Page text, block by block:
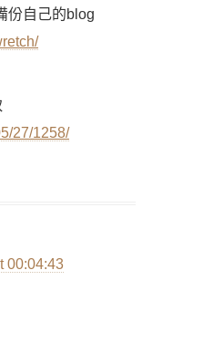
份自己的blog
27/1258/
00:04:43